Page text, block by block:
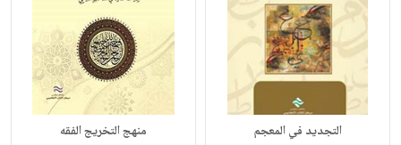
التجديد في المعجم منهج التخريج الفقه